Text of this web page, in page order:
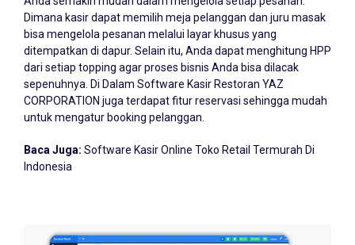
bisa mengelola pesanan melalui layar khusus yang
ditempatkan di dapur. Selain itu, Anda dapat menghitung HPP
dari setiap topping agar proses bisnis Anda bisa dilacak
sepenuhnya. Di Dalam Software Kasir Restoran YAZ
CORPORATION juga terdapat fitur reservasi sehingga mudah
untuk mengatur booking pelanggan.
Indonesia